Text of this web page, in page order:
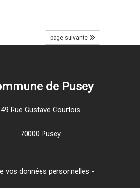
page suivante
de Pusey
49 Rue Gustave Courtois
70000 Pusey
vos données personnelles -